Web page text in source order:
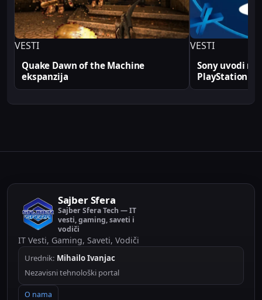
VESTI
Quake Dawn of the Machine
ekspanzija
VESTI
Sony uvodi
PlayStation
Sajber Sfera
Sajber Sfera Tech — IT
vesti, gaming, saveti i
vodiči
IT Vesti, Gaming, Saveti, Vodiči
Urednik: Mihailo Ivanjac
Nezavisni tehnološki portal
O nama